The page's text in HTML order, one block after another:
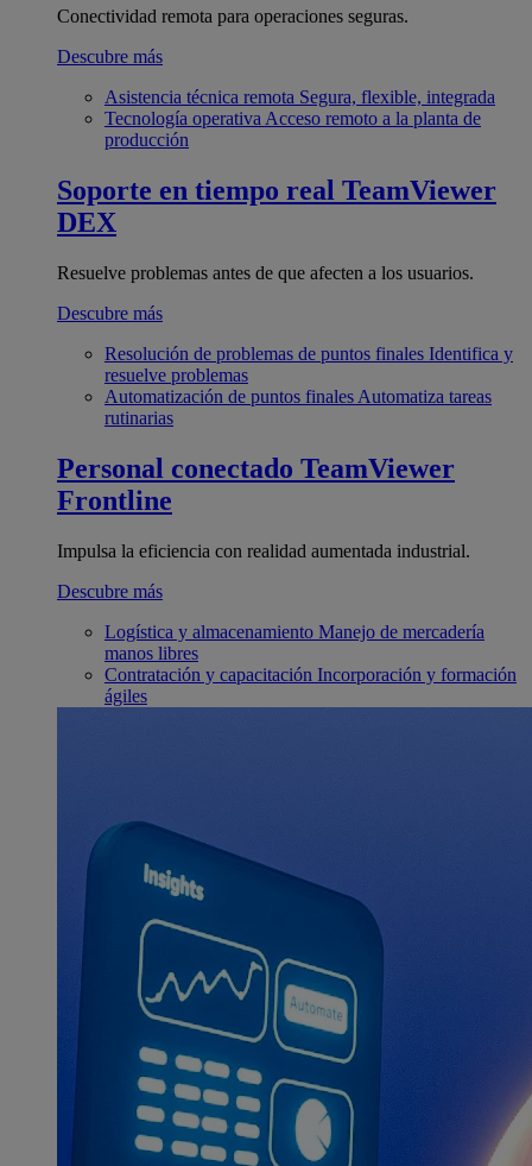
Conectividad remota para operaciones seguras.
Descubre más
Asistencia técnica remota Segura, flexible, integrada
Tecnología operativa Acceso remoto a la planta de
producción
Soporte en tiempo real TeamViewer
DEX
Resuelve problemas antes de que afecten a los usuarios.
Descubre más
Resolución de problemas de puntos finales Identifica y
resuelve problemas
Automatización de puntos finales Automatiza tareas
rutinarias
Personal conectado TeamViewer
Frontline
Impulsa la eficiencia con realidad aumentada industrial.
Descubre más
Logística y almacenamiento Manejo de mercadería
manos libres
Contratación y capacitación Incorporación y formación
ágiles